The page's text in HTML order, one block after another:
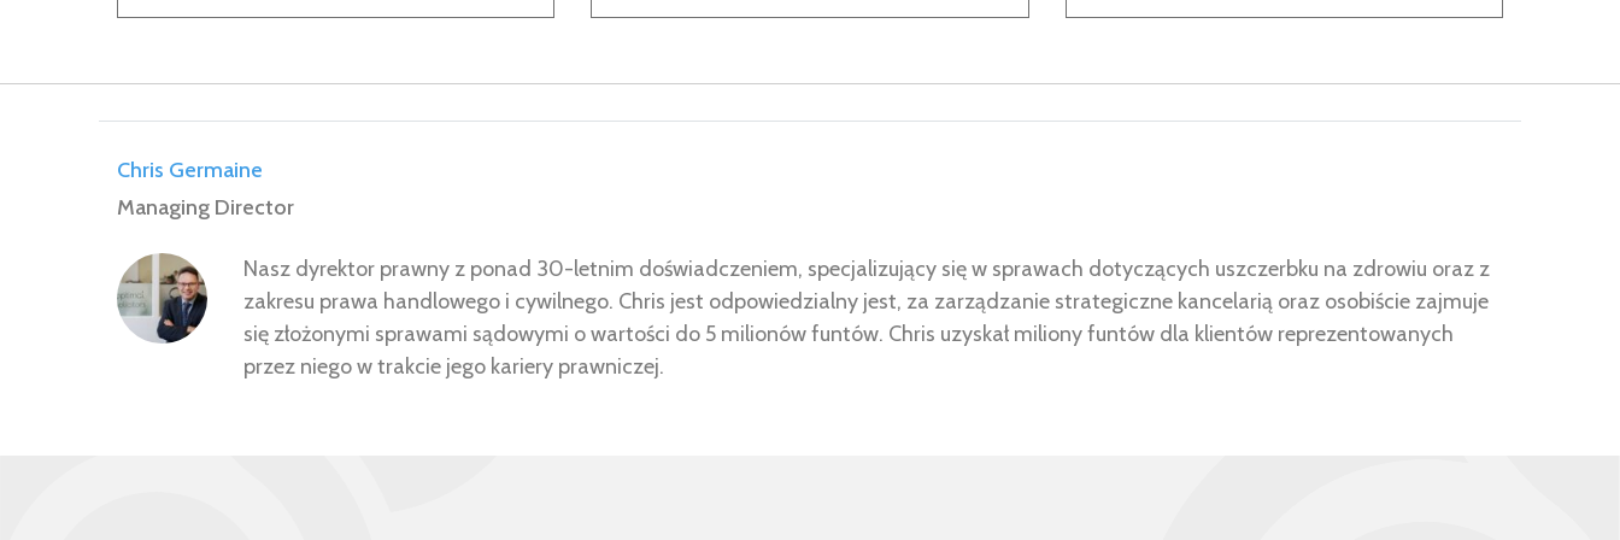
Chris Germaine
Managing Director
Nasz dyrektor prawny z ponad 30-letnim doświadczeniem, specjalizujący się w sprawach dotyczących uszczerbku na zdrowiu oraz z
zakresu prawa handlowego i cywilnego. Chris jest odpowiedzialny jest, za zarządzanie strategiczne kancelarią oraz osobiście zajmuje
się złożonymi sprawami sądowymi o wartości do 5 milionów funtów. Chris uzyskał miliony funtów dla klientów reprezentowanych
przez niego w trakcie jego kariery prawniczej.